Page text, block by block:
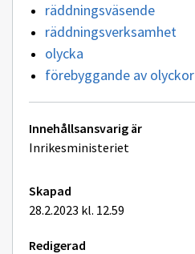
räddningsväsende
räddningsverksamhet
olycka
förebyggande av olyckor
Tekniska
tilläggsuppgifter
Innehållsansvarig är
Inrikesministeriet
Skapad
28.2.2023 kl. 12.59
Redigerad